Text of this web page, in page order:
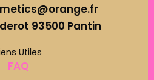
93500 Pantin
Utiles
FAQ